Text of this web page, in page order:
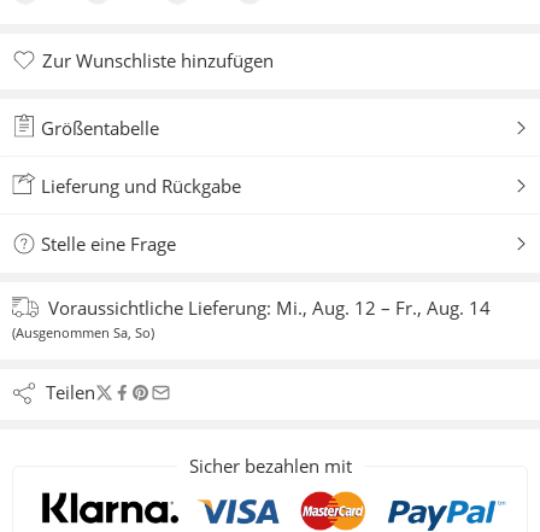
Zur Wunschliste hinzufügen
Größentabelle
Lieferung und Rückgabe
Stelle eine Frage
Voraussichtliche Lieferung: Mi., Aug. 12 – Fr., Aug. 14
(Ausgenommen Sa, So)
Teilen
Sicher bezahlen mit